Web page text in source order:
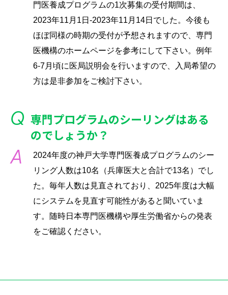
門医養成プログラムの1次募集の受付期間は、
2023年11月1日-2023年11月14日でした。今後も
ほぼ同様の時期の受付が予想されますので、専門
医機構のホームページを参考にして下さい。例年
6-7月頃に医局説明会を行いますので、入局希望の
方は是非参加をご検討下さい。
専門プログラムのシーリングはある
のでしょうか？
2024年度の神戸大学専門医養成プログラムのシー
リング人数は10名（兵庫医大と合計で13名）でし
た。毎年人数は見直されており、2025年度は大幅
にシステムを見直す可能性があると聞いていま
す。随時日本専門医機構や厚生労働省からの発表
をご確認ください。